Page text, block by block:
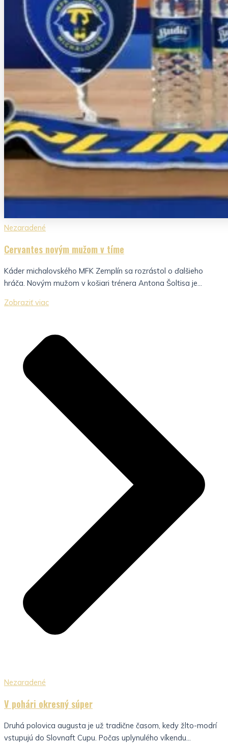
Nezaradené
Cervantes novým mužom v tíme
Káder michalovského MFK Zemplín sa rozrástol o ďalšieho
hráča. Novým mužom v košiari trénera Antona Šoltisa je...
Zobraziť viac
Nezaradené
V pohári okresný súper
Druhá polovica augusta je už tradične časom, kedy žlto-modrí
vstupujú do Slovnaft Cupu. Počas uplynulého víkendu...